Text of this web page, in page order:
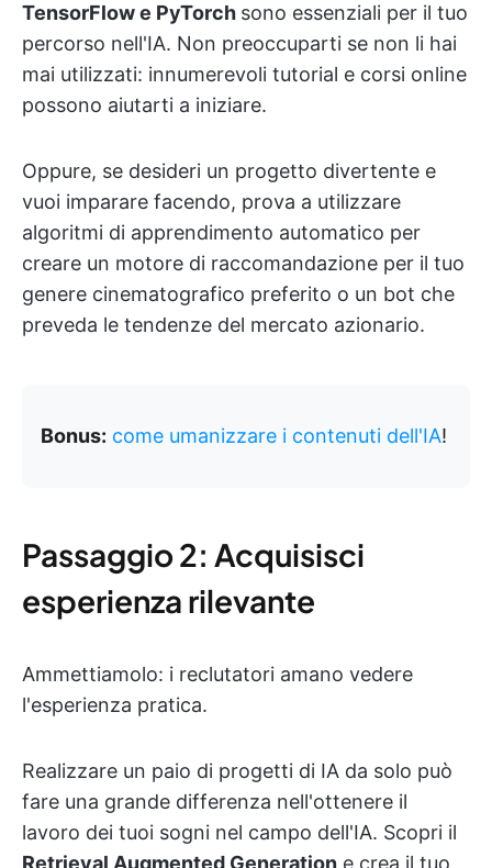
TensorFlow e PyTorch sono essenziali per il tuo
percorso nell'IA. Non preoccuparti se non li hai
mai utilizzati: innumerevoli tutorial e corsi online
possono aiutarti a iniziare.
Oppure, se desideri un progetto divertente e
vuoi imparare facendo, prova a utilizzare
algoritmi di apprendimento automatico per
creare un motore di raccomandazione per il tuo
genere cinematografico preferito o un bot che
preveda le tendenze del mercato azionario.
Bonus: come umanizzare i contenuti dell'IA!
Passaggio 2: Acquisisci
esperienza rilevante
Ammettiamolo: i reclutatori amano vedere
l'esperienza pratica.
Realizzare un paio di progetti di IA da solo può
fare una grande differenza nell'ottenere il
lavoro dei tuoi sogni nel campo dell'IA. Scopri il
Retrieval Augmented Generation e crea il tuo